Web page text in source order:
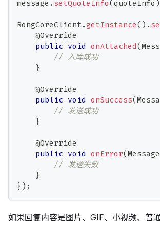
message . setQuoteInfo(quoteInfo )
RongCoreClient .getInstance( ) .
@Override
public void onAttached(
// 入库成功
}
@Override
public void onSuccess(
// 发送成功
}
@Override
public void onError(Message
// 发送失败
}
} ) ;
如果回复内容是图片、GIF、小视频、普